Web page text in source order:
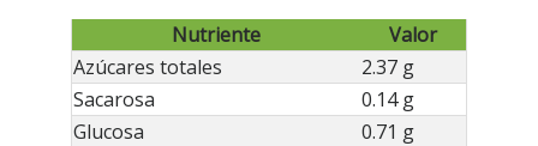
Nutriente
Valor
Azúcares totales
2.37 g
Sacarosa
0.14 g
Glucosa
0.71 g